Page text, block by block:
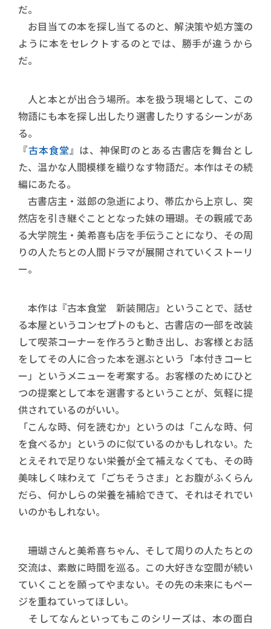
だ。
お目当ての本を探し当てるのと、解決策や処方箋の
ように本をセレクトするのとでは、勝手が違うから
だ。
人と本とが出合う場所。本を扱う現場として、この
物語にも本を探し出したり選書したりするシーンがあ
る。
『古本食堂 』は、神保町のとある古書店を舞台とし
た、温かな人間模様を織りなす物語だ。本作はその続
編にあたる。
古書店主・滋郎の急逝により、帯広から上京し、突
然店を引き継ぐこととなった妹の珊瑚。その親戚であ
る大学院生・美希喜も店を手伝うことになり、その周
りの人たちとの人間ドラマが展開されていくストーリ
ー。
本作は『古本食堂 新装開店』ということで、話せ
る本屋というコンセプトのもと、古書店の一部を改装
して喫茶コーナーを作ろうと動き出し、お客様とお話
をしてその人に合った本を選ぶという「本付きコーヒ
ー」というメニューを考案する。お客様のためにひと
つの提案として本を選書するということが、気軽に提
供されているのがいい。
「こんな時、何を読むか」というのは「こんな時、何
を食べるか」というのに似ているのかもしれない。た
とえそれで足りない栄養が全て補えなくても、その時
美味しく味わえて「ごちそうさま」とお腹がふくらん
だら、何かしらの栄養を補給できて、それはそれでい
いのかもしれない。
珊瑚さんと美希喜ちゃん、そして周りの人たちとの
交流は、素敵に時間を巡る。この大好きな空間が続い
ていくことを願ってやまない。その先の未来にもペー
ジを重ねていってほしい。
そしてなんといってもこのシリーズは、本の面白